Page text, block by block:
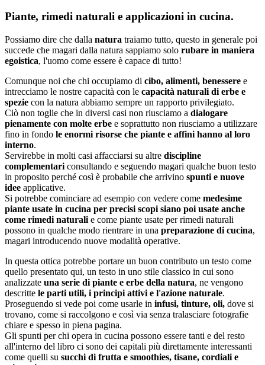
Piante, rimedi naturali e applicazioni in cucina.
Possiamo dire che dalla natura traiamo tutto, questo in generale poi
succede che magari dalla natura sappiamo solo rubare in maniera
egoistica, l'uomo come essere è capace di tutto!
Comunque noi che chi occupiamo di cibo, alimenti, benessere e
intrecciamo le nostre capacità con le capacità naturali di erbe e
spezie con la natura abbiamo sempre un rapporto privilegiato.
Ciò non toglie che in diversi casi non riusciamo a dialogare
pienamente con molte erbe e soprattutto non riusciamo a utilizzare
fino in fondo le enormi risorse che piante e affini hanno al loro
interno.
Servirebbe in molti casi affacciarsi su altre discipline
complementari consultando e seguendo magari qualche buon testo
in proposito perché così è probabile che arrivino spunti e nuove
idee applicative.
Si potrebbe cominciare ad esempio con vedere come medesime
piante usate in cucina per precisi scopi siano poi usate anche
come rimedi naturali e come piante usate per rimedi naturali
possono in qualche modo rientrare in una preparazione di cucina,
magari introducendo nuove modalità operative.
In questa ottica potrebbe portare un buon contributo un testo come
quello presentato qui, un testo in uno stile classico in cui sono
analizzate una serie di piante e erbe della natura, ne vengono
descritte le parti utili, i principi attivi e l'azione naturale.
Proseguendo si vede poi come usarle in infusi, tinture, oli, dove si
trovano, come si raccolgono e così via senza tralasciare fotografie
chiare e spesso in piena pagina.
Gli spunti per chi opera in cucina possono essere tanti e del resto
all'interno del libro ci sono dei capitali più direttamente interessanti
come quelli su succhi di frutta e smoothies, tisane, cordiali e